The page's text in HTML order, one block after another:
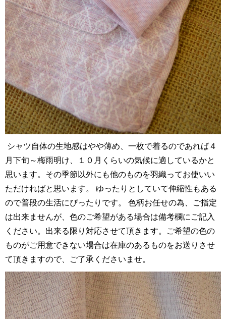
シャツ自体の生地感はやや薄め、一枚で着るのであれば４
月下旬～梅雨明け、１０月くらいの気候に適しているかと
思います。その季節以外にも他のものを羽織ってお使いい
ただければと思います。 ゆったりとしていて伸縮性もある
ので普段の生活にぴったりです。 色柄お任せの為、ご指定
は出来ませんが、色のご希望がある場合は備考欄にご記入
ください。出来る限り対応させて頂きます。ご希望の色の
ものがご用意できない場合は在庫のあるものをお送りさせ
て頂きますので、ご了承くださいませ。